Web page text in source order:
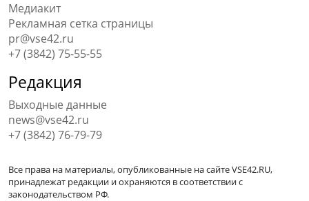
Медиакит
Рекламная сетка страницы
pr@vse42.ru
+7 (3842) 75-55-55
Редакция
Выходные данные
news@vse42.ru
+7 (3842) 76-79-79
Все права на материалы, опубликованные на сайте VSE42.RU,
принадлежат редакции и охраняются в соответствии с
законодательством РФ.